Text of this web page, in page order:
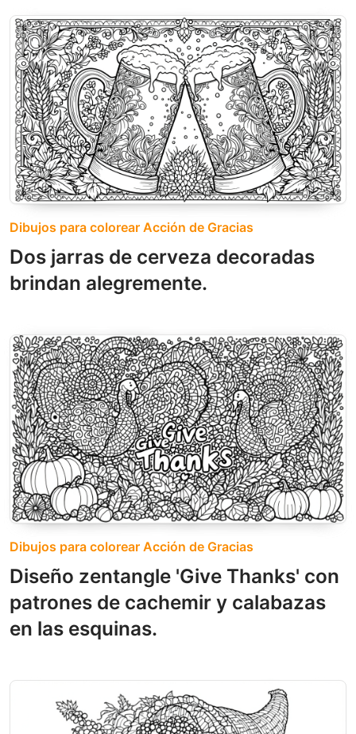
Dibujos para colorear Acción de Gracias
Dos jarras de cerveza decoradas
brindan alegremente.
Dibujos para colorear Acción de Gracias
Diseño zentangle 'Give Thanks' con
patrones de cachemir y calabazas
en las esquinas.